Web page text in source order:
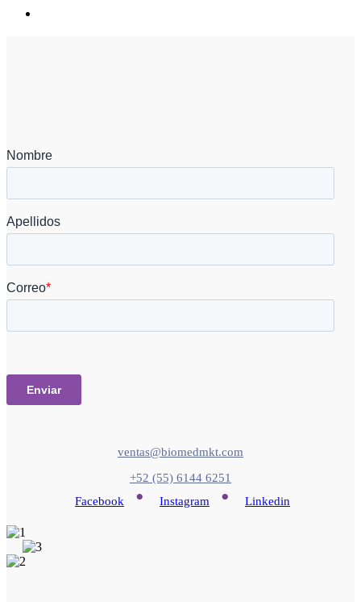
ventas@biomedmkt.com
+52 (55) 6144 6251
Facebook
• Instagram • Linkedin